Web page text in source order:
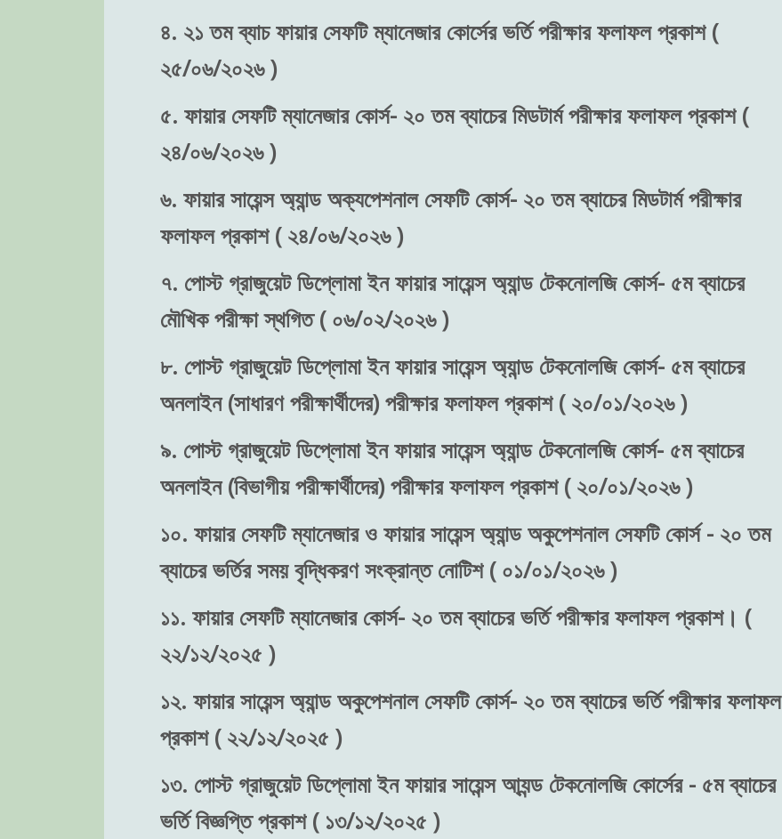
৪. ২১ তম ব্যাচ ফায়ার সেফটি ম্যানেজার কোর্সের ভর্তি পরীক্ষার ফলাফল প্রকাশ (
২৫/০৬/২০২৬ )
৫. ফায়ার সেফটি ম্যানেজার কোর্স- ২০ তম ব্যাচের মিডটার্ম পরীক্ষার ফলাফল প্রকাশ (
২৪/০৬/২০২৬ )
৬. ফায়ার সায়েন্স অ্যান্ড অক্যপেশনাল সেফটি কোর্স- ২০ তম ব্যাচের মিডটার্ম পরীক্ষার
ফলাফল প্রকাশ ( ২৪/০৬/২০২৬ )
৭. পোস্ট গ্রাজুয়েট ডিপ্লোমা ইন ফায়ার সায়েন্স অ্যান্ড টেকনোলজি কোর্স- ৫ম ব্যাচের
মৌখিক পরীক্ষা স্থগিত ( ০৬/০২/২০২৬ )
৮. পোস্ট গ্রাজুয়েট ডিপ্লোমা ইন ফায়ার সায়েন্স অ্যান্ড টেকনোলজি কোর্স- ৫ম ব্যাচের
অনলাইন (সাধারণ পরীক্ষার্থীদের) পরীক্ষার ফলাফল প্রকাশ ( ২০/০১/২০২৬ )
৯. পোস্ট গ্রাজুয়েট ডিপ্লোমা ইন ফায়ার সায়েন্স অ্যান্ড টেকনোলজি কোর্স- ৫ম ব্যাচের
অনলাইন (বিভাগীয় পরীক্ষার্থীদের) পরীক্ষার ফলাফল প্রকাশ ( ২০/০১/২০২৬ )
১০. ফায়ার সেফটি ম্যানেজার ও ফায়ার সায়েন্স অ্যান্ড অকুপেশনাল সেফটি কোর্স - ২০ তম
ব্যাচের ভর্তির সময় বৃদ্ধিকরণ সংক্রান্ত নোটিশ ( ০১/০১/২০২৬ )
১১. ফায়ার সেফটি ম্যানেজার কোর্স- ২০ তম ব্যাচের ভর্তি পরীক্ষার ফলাফল প্রকাশ। (
২২/১২/২০২৫ )
১২. ফায়ার সায়েন্স অ্যান্ড অকুপেশনাল সেফটি কোর্স- ২০ তম ব্যাচের ভর্তি পরীক্ষার ফলাফল
প্রকাশ ( ২২/১২/২০২৫ )
১৩. পোস্ট গ্রাজুয়েট ডিপ্লোমা ইন ফায়ার সায়েন্স আ্যন্ড টেকনোলজি কোর্সের - ৫ম ব্যাচের
ভর্তি বিজ্ঞপ্তি প্রকাশ ( ১৩/১২/২০২৫ )